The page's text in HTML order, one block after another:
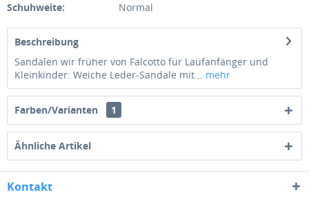
Schuhweite:
Normal
Beschreibung
Sandalen wir früher von Falcotto für Laufanfänger und
Kleinkinder: Weiche Leder-Sandale mit... mehr
Farben/Varianten 1
Ähnliche Artikel
Kontakt